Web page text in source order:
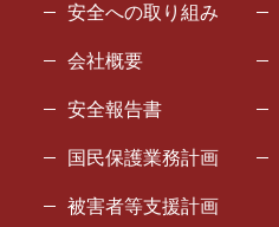
安全への取り組み
会社概要
安全報告書
国民保護業務計画
被害者等支援計画